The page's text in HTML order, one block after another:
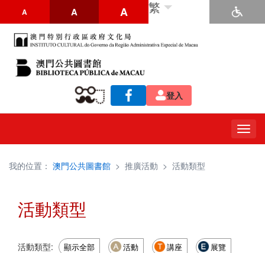
A A A 繁
登入
我的位置： 澳門公共圖書館 > 推廣活動 > 活動類型
活動類型
活動類型: 顯示全部 活動 講座 展覽